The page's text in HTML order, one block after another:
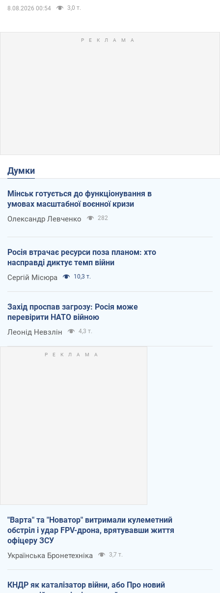
8.08.2026 00:54 3,0 т.
Думки
Мінськ готується до функціонування в
умовах масштабної воєнної кризи
Олександр Левченко 282
Росія втрачає ресурси поза планом: хто
насправді диктує темп війни
Сергій Місюра 10,3 т.
Захід проспав загрозу: Росія може
перевірити НАТО війною
Леонід Невзлін 4,3 т.
"Варта" та "Новатор" витримали кулеметний
обстріл і удар FPV-дрона, врятувавши життя
офіцеру ЗСУ
Українська Бронетехніка 3,7 т.
КНДР як каталізатор війни, або Про новий